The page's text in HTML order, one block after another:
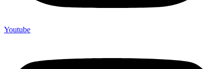
Youtube